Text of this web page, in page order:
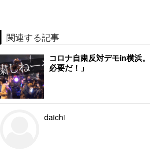
関連する記事
コロナ自粛反対デモin横浜
必要だ！」
daichi